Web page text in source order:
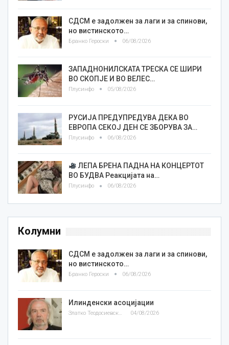
СДСМ е задолжен за лаги и за спинови,
но вистинското…
Бранко Героски 06/08/2026
ЗАПАДНОНИЛСКАТА ТРЕСКА СЕ ШИРИ
ВО СКОПЈЕ И ВО ВЕЛЕС…
Плусинфо 05/08/2026
РУСИЈА ПРЕДУПРЕДУВА ДЕКА ВО
ЕВРОПА СЕКОЈ ДЕН СЕ ЗБОРУВА ЗА…
Плусинфо 06/08/2026
ЛЕПА БРЕНА ПАДНА НА КОНЦЕРТОТ
ВО БУДВА Реакцијата на…
Плусинфо 06/08/2026
Колумни
СДСМ е задолжен за лаги и за спинови,
но вистинското…
Бранко Героски 06/08/2026
Илинденски асоцијации
Златко Теодосиевски 04/08/2026